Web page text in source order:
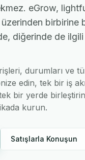
eGrow,
birbirine
diğerinde de
durumları ve
edin, tek bir iş
bir yerde
kurun.
Satışlarla Konuşun